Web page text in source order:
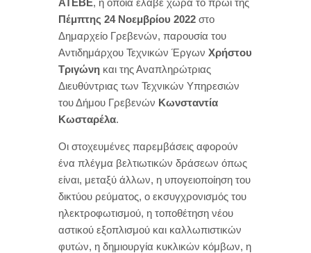
Πέμπτης 24 Νοεμβρίου 2022 στο
Δημαρχείο Γρεβενών, παρουσία του
Αντιδημάρχου Τεχνικών Έργων Χρήστου
Τριγώνη και της Αναπληρώτριας
Διευθύντριας των Τεχνικών Υπηρεσιών
του Δήμου Γρεβενών Κωνσταντία
Κωσταρέλα.
Οι στοχευμένες παρεμβάσεις αφορούν
ένα πλέγμα βελτιωτικών δράσεων όπως
είναι, μεταξύ άλλων, η υπογειοποίηση του
δικτύου ρεύματος, ο εκσυγχρονισμός του
ηλεκτροφωτισμού, η τοποθέτηση νέου
αστικού εξοπλισμού και καλλωπιστικών
φυτών, η δημιουργία κυκλικών κόμβων, η